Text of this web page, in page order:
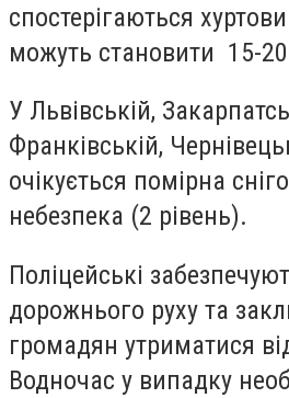
спостерігаються
можуть становити 15-
У Львівській,
Франківській,
очікується помірна
небезпека (2 рівень).
Поліцейські
дорожнього руху та
громадян утриматися
Водночас у випадку